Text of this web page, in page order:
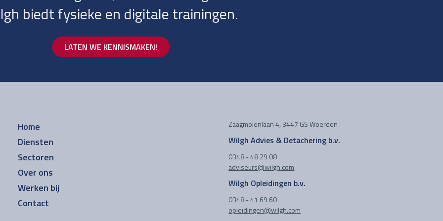
biedt fysieke en digitale trainingen.
LATEN WE KENNISMAKEN!
Home
Diensten
Sectoren
Over ons
Werken bij
Contact
Zaagmolenlaan 4, 3447 GS Woerden
Wilgh Advies & Detachering b.v.
0348 - 48 29 08
adviseurs@wilgh.com
Wilgh Opleidingen b.v.
0348 - 41 69 60
opleidingen@wilgh.com